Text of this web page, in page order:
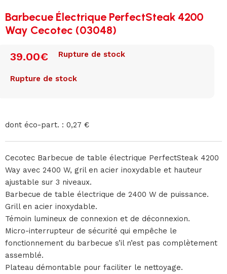
Barbecue Électrique PerfectSteak 4200
Way Cecotec (03048)
39.00€ Rupture de stock
Rupture de stock
dont éco-part. : 0,27 €
Cecotec Barbecue de table électrique PerfectSteak 4200
Way avec 2400 W, gril en acier inoxydable et hauteur
ajustable sur 3 niveaux.
Barbecue de table électrique de 2400 W de puissance.
Grill en acier inoxydable.
Témoin lumineux de connexion et de déconnexion.
Micro-interrupteur de sécurité qui empêche le
fonctionnement du barbecue s’il n’est pas complètement
assemblé.
Plateau démontable pour faciliter le nettoyage.